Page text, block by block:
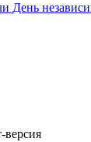
День
версия